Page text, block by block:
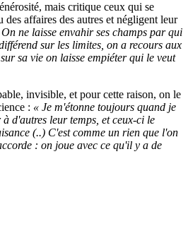
mais critique ceux qui se
affaires des autres et négligent leur
On ne laisse envahir ses champs par qui
sur les limites, on a recours aux
sa vie on laisse empiéter qui le veut
invisible, et pour cette raison, on le
: « Je m'étonne toujours quand je
d'autres leur temps, et ceux-ci le
(..) C'est comme un rien que l'on
: on joue avec ce qu'il y a de